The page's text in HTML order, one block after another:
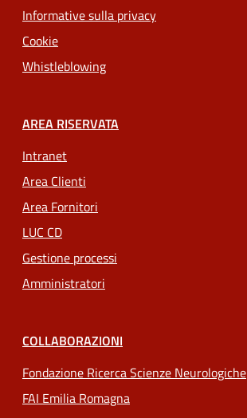
Informative sulla privacy
Cookie
Whistleblowing
AREA RISERVATA
Intranet
Area Clienti
Area Fornitori
LUC CD
Gestione processi
Amministratori
COLLABORAZIONI
Fondazione Ricerca Scienze Neurologiche
FAI Emilia Romagna